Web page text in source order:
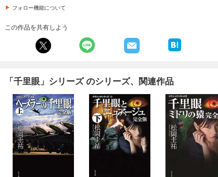
フォロー機能について
この作品を共有しよう
「千里眼」シリーズ のシリーズ、関連作品